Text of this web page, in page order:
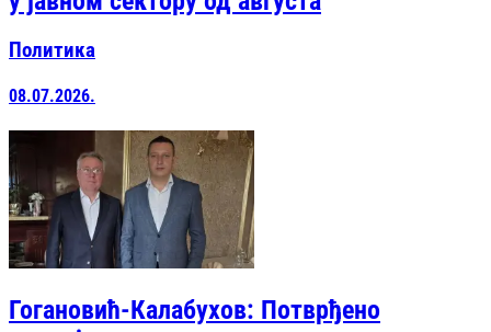
Политика
08.07.2026.
Гогановић-Калабухов: Потврђено